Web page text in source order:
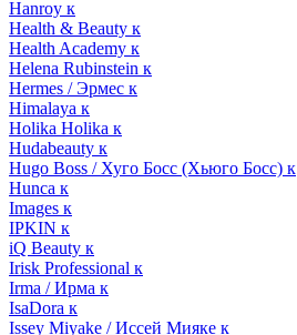
Hanroy к
Health & Beauty к
Health Academy к
Helena Rubinstein к
Hermes / Эрмес к
Himalaya к
Holika Holika к
Hudabeauty к
Hugo Boss / Хуго Босс (Хьюго Босс) к
Hunca к
Images к
IPKIN к
iQ Beauty к
Irisk Professional к
Irma / Ирма к
IsaDora к
Issey Miyake / Иссей Мияке к